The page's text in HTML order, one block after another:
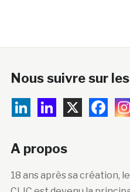
Nous suivre sur
A propos
18 ans après sa création,